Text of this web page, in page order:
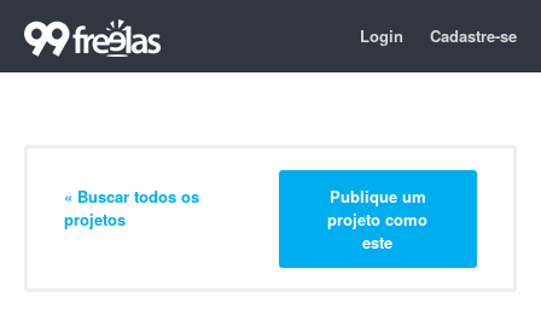
Login Cadastre-se
« Buscar todos os
projetos
Publique um
projeto como
este